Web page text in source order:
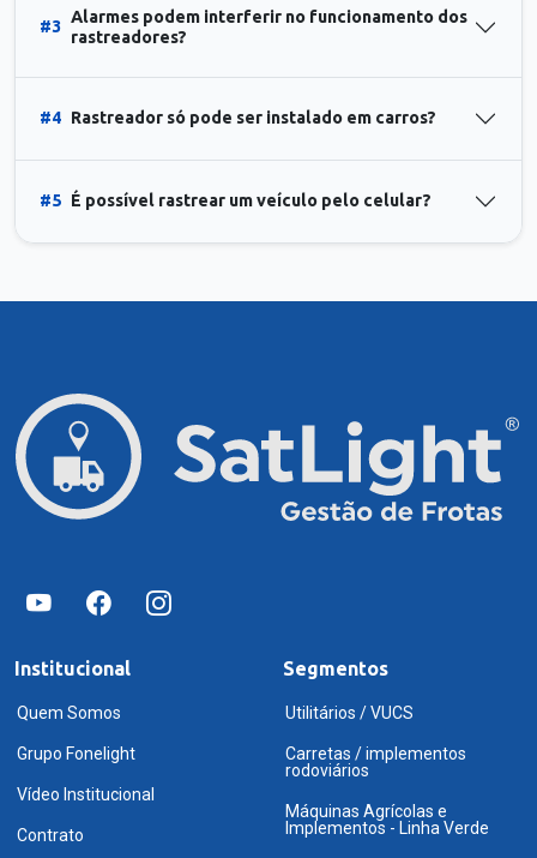
#3
Alarmes podem interferir no funcionamento dos
rastreadores?
#4 Rastreador só pode ser instalado em carros?
#5 É possível rastrear um veículo pelo celular?
Institucional
Quem Somos
Grupo Fonelight
Vídeo Institucional
Contrato
Segmentos
Utilitários / VUCS
Carretas / implementos
rodoviários
Máquinas Agrícolas e
Implementos - Linha Verde